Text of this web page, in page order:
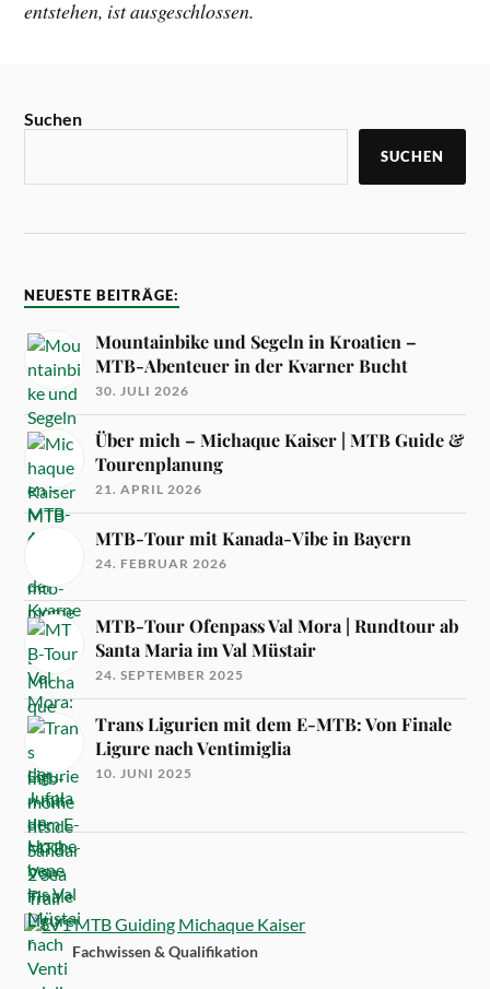
entstehen, ist ausgeschlossen.
Suchen
SUCHEN
NEUESTE BEITRÄGE:
Mountainbike und Segeln in Kroatien –
MTB-Abenteuer in der Kvarner Bucht
30. JULI 2026
Über mich – Michaque Kaiser | MTB Guide &
Tourenplanung
21. APRIL 2026
MTB-Tour mit Kanada-Vibe in Bayern
24. FEBRUAR 2026
MTB-Tour Ofenpass Val Mora | Rundtour ab
Santa Maria im Val Müstair
24. SEPTEMBER 2025
Trans Ligurien mit dem E-MTB: Von Finale
Ligure nach Ventimiglia
10. JUNI 2025
Fachwissen & Qualifikation